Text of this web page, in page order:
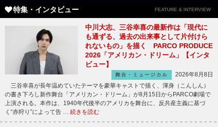
特集・インタビュー FEATURE & INTERVIEW
中川大志、三谷幸喜の最新作は「現代に
も通ずる、過去の出来事として片付けら
れないもの」を描く PARCO PRODUCE
2026「アメリカン・ドリーム」【インタ
ビュー】
舞台・ミュージカル
2026年8月8日
三谷幸喜が長年温めていたテーマを豪華キャストで描く、渾身（こんしん）
の書き下ろし新作舞台「アメリカン・ドリーム」が8月15日からPARCO劇場で
上演される。本作は、1940年代後半のアメリカを舞台に、反共産主義に基づ
く“赤狩り”によって告 … 続きを読む